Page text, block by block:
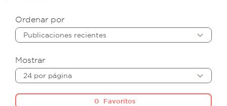
Ordenar por
Publicaciones recientes
Mostrar
24 por página
0 Favoritos